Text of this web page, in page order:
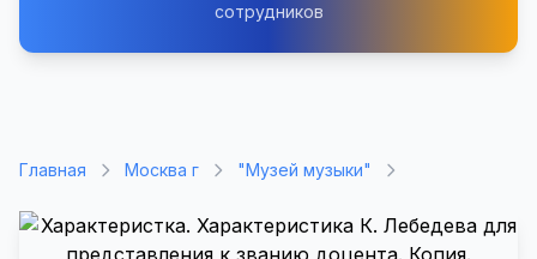
сотрудников
Главная Москва г "Музей музыки"